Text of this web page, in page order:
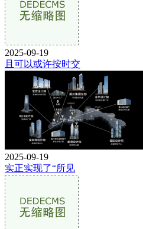
2025-09-19
且可以或许按时交
2025-09-19
实正实现了“所见